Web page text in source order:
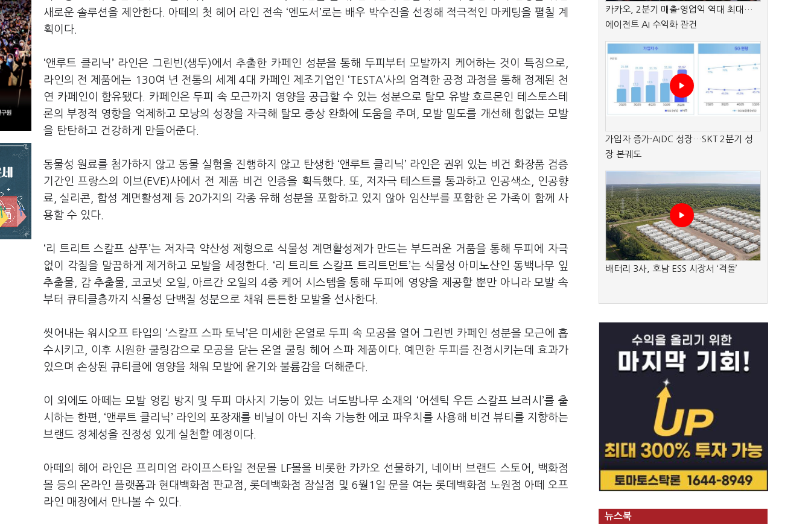
새로운 솔루션을 제안한다. 아떼의 첫 헤어 라인 전속 ‘엔도서’로는 배우 박수진을 선정해 적극적인 마케팅을 펼칠 계
획이다.
‘앤루트 클리닉’ 라인은 그린빈(생두)에서 추출한 카페인 성분을 통해 두피부터 모발까지 케어하는 것이 특징으로,
라인의 전 제품에는 130여 년 전통의 세계 4대 카페인 제조기업인 ‘TESTA’사의 엄격한 공정 과정을 통해 정제된 천
연 카페인이 함유됐다. 카페인은 두피 속 모근까지 영양을 공급할 수 있는 성분으로 탈모 유발 호르몬인 테스토스테
론의 부정적 영향을 억제하고 모낭의 성장을 자극해 탈모 증상 완화에 도움을 주며, 모발 밀도를 개선해 힘없는 모발
을 탄탄하고 건강하게 만들어준다.
동물성 원료를 첨가하지 않고 동물 실험을 진행하지 않고 탄생한 ‘앤루트 클리닉’ 라인은 권위 있는 비건 화장품 검증
기간인 프랑스의 이브(EVE)사에서 전 제품 비건 인증을 획득했다. 또, 저자극 테스트를 통과하고 인공색소, 인공향
료, 실리콘, 합성 계면활성제 등 20가지의 각종 유해 성분을 포함하고 있지 않아 임산부를 포함한 온 가족이 함께 사
용할 수 있다.
‘리 트리트 스칼프 샴푸’는 저자극 약산성 제형으로 식물성 계면활성제가 만드는 부드러운 거품을 통해 두피에 자극
없이 각질을 말끔하게 제거하고 모발을 세정한다. ‘리 트리트 스칼프 트리트먼트’는 식물성 아미노산인 동백나무 잎
추출물, 감 추출물, 코코넛 오일, 아르간 오일의 4중 케어 시스템을 통해 두피에 영양을 제공할 뿐만 아니라 모발 속
부터 큐티클층까지 식물성 단백질 성분으로 채워 튼튼한 모발을 선사한다.
씻어내는 워시오프 타입의 ‘스칼프 스파 토닉’은 미세한 온열로 두피 속 모공을 열어 그린빈 카페인 성분을 모근에 흡
수시키고, 이후 시원한 쿨링감으로 모공을 닫는 온열 쿨링 헤어 스파 제품이다. 예민한 두피를 진정시키는데 효과가
있으며 손상된 큐티클에 영양을 채워 모발에 윤기와 불륨감을 더해준다.
이 외에도 아떼는 모발 엉킴 방지 및 두피 마사지 기능이 있는 너도밤나무 소재의 ‘어센틱 우든 스칼프 브러시’를 출
시하는 한편, ‘앤루트 클리닉’ 라인의 포장재를 비닐이 아닌 지속 가능한 에코 파우치를 사용해 비건 뷰티를 지향하는
브랜드 정체성을 진정성 있게 실천할 예정이다.
아떼의 헤어 라인은 프리미엄 라이프스타일 전문몰 LF몰을 비롯한 카카오 선물하기, 네이버 브랜드 스토어, 백화점
몰 등의 온라인 플랫폼과 현대백화점 판교점, 롯데백화점 잠실점 및 6월1일 문을 여는 롯데백화점 노원점 아떼 오프
라인 매장에서 만나볼 수 있다.
카카오, 2분기 매출·영업익 역대 최대…
에이전트 AI 수익화 관건
가입자 증가·AIDC 성장…SKT 2분기 성
장 본궤도
배터리 3사, 호남 ESS 시장서 ‘격돌’
뉴스북